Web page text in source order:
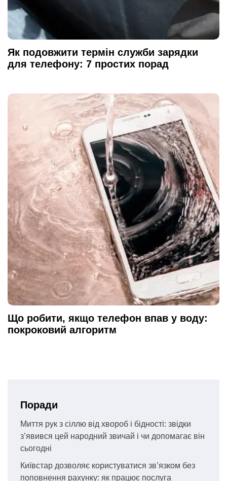
Як подовжити термін служби зарядки
для телефону: 7 простих порад
Що робити, якщо телефон впав у воду:
покроковий алгоритм
Поради
Миття рук з сіллю від хвороб і бідності: звідки
з’явився цей народний звичай і чи допомагає він
сьогодні
Київстар дозволяє користуватися зв’язком без
поповнення рахунку: як працює послуга